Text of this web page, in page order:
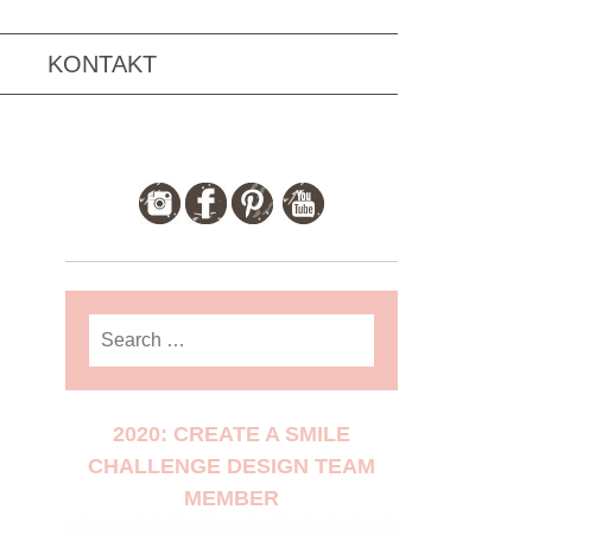
KONTAKT
2020: CREATE A SMILE
CHALLENGE DESIGN TEAM
MEMBER